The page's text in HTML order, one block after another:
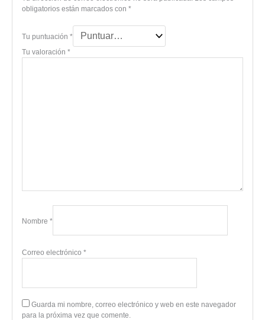
obligatorios están marcados con *
Tu puntuación *
Tu valoración *
Nombre *
Correo electrónico *
Guarda mi nombre, correo electrónico y web en este navegador
para la próxima vez que comente.